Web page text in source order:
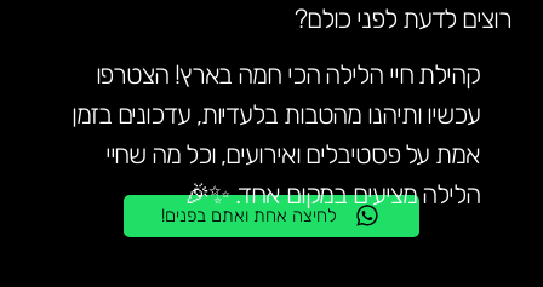
לחיצה אחת ואתם בפנים!
קהילת חיי הלילה הכי חמה בארץ! הצטרפו
עכשיו ותיהנו מהטבות בלעדיות, עדכונים בזמן
אמת על פסטיבלים ואירועים, וכל מה שחיי
הלילה מציעים במקום אחד. ✨🎉
רוצים לדעת לפני כולם?